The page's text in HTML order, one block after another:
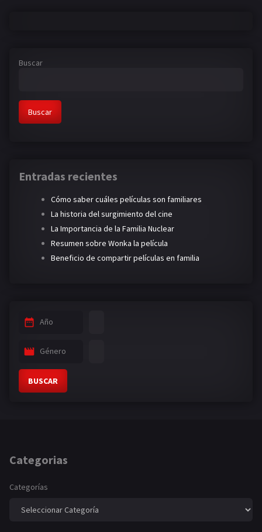
Buscar
Buscar
Entradas recientes
Cómo saber cuáles películas son familiares
La historia del surgimiento del cine
La Importancia de la Familia Nuclear
Resumen sobre Wonka la película
Beneficio de compartir películas en familia
Año
Género
BUSCAR
Categorias
Categorías